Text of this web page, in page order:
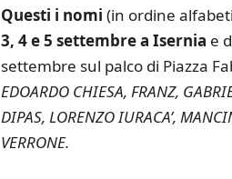
Questi i nomi (in ordine
3, 4 e 5 settembre a Isernia e
settembre sul palco di Piazza
EDOARDO CHIESA, FRANZ,
DIPAS, LORENZO IURACA’,
VERRONE.